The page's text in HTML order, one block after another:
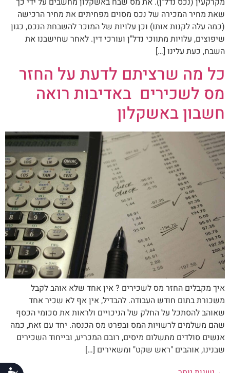
שאת מחיר המכירה של נכס מסוים מפחיתים את מחיר הרכישה
(כמה עלה לקנות אותו) וכן עלויות של המוכר להשבחת הנכס, כגון
שיפוצים, עלויות מתווכי נדל"ן ועורכי דין. לאחר שחישבנו את
השבח, כעת עלינו […]
כל מה שרציתם לדעת על החזר
מס לשכירים באדיבות רואה
חשבון באשקלון
איך מקבלים החזר מס לשכירים ? אין אחד שלא אוהב לקבל
משכורת בתום חודש העבודה. להבדיל, אין אף לא שכיר אחד
שאוהב להסתכל על החלק של הניכויים ולראות את סכומי הכסף
שהם משלמים לרשויות המס ובפרט מס הכנסה. יחד עם זאת, כמה
אנשים סולדים מתשלום מיסים, רובם המכריע, ובייחוד השכירים
שבנינו, אוהבים "ראש שקט" ומשאירים […]